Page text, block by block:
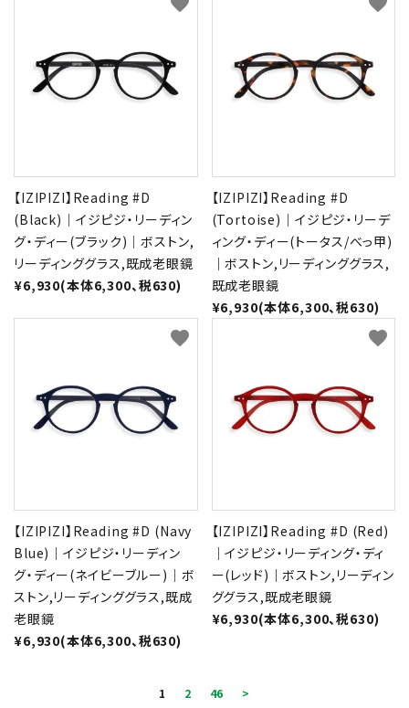
【IZIPIZI】Reading #D
(Black)｜イジピジ・リーディン
グ・ディー(ブラック)｜ボストン,
リーディンググラス,既成老眼鏡
¥6,930(本体6,300、税630)
【IZIPIZI】Reading #D
(Tortoise)｜イジピジ・リーデ
ィング・ディー(トータス/べっ甲)
｜ボストン,リーディンググラス,
既成老眼鏡
¥6,930(本体6,300、税630)
【IZIPIZI】Reading #D (Navy
Blue)｜イジピジ・リーディン
グ・ディー(ネイビーブルー)｜ボ
ストン,リーディンググラス,既成
老眼鏡
¥6,930(本体6,300、税630)
favorite
【IZIPIZI】Reading #D (Red)
｜イジピジ・リーディング・ディ
ー(レッド)｜ボストン,リーディン
ググラス,既成老眼鏡
¥6,930(本体6,300、税630)
favorite
1 2 46 >